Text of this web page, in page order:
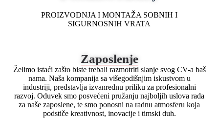
PROIZVODNJA I MONTAŽA SOBNIH I
SIGURNOSNIH VRATA
Zaposlenje
Želimo istaći zašto biste trebali razmotriti slanje svog CV-a baš
nama. Naša kompanija sa višegodišnjim iskustvom u
industriji, predstavlja izvanrednu priliku za profesionalni
razvoj. Oduvek smo posvećeni pružanju najboljih uslova rada
za naše zaposlene, te smo ponosni na radnu atmosferu koja
podstiče kreativnost, inovacije i timski duh.